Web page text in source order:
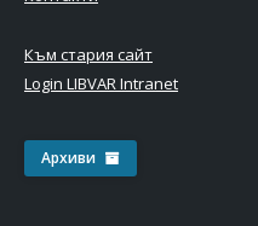
Към стария сайт
Login LIBVAR Intranet
Архиви